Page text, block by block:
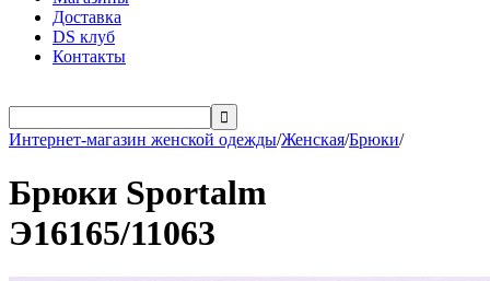
Доставка
DS клуб
Контакты

Интернет-магазин женской одежды/Женская/Брюки/
Брюки Sportalm
Э16165/11063